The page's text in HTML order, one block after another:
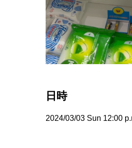
日時
2024/03/03 Sun 12:00